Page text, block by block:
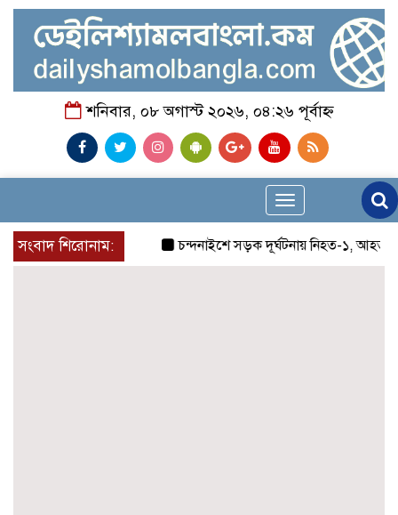
শনিবার, ০৮ অগাস্ট ২০২৬, ০৪:২৬ পূর্বাহ্ন
Toggle
navigation
সংবাদ শিরোনাম:
চন্দনাইশে সড়ক দূর্ঘটনায় নিহত-১, আহত-২